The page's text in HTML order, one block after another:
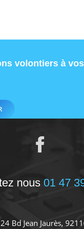
volontiers à
nous 01 47
24 Bd Jean Jaurès,